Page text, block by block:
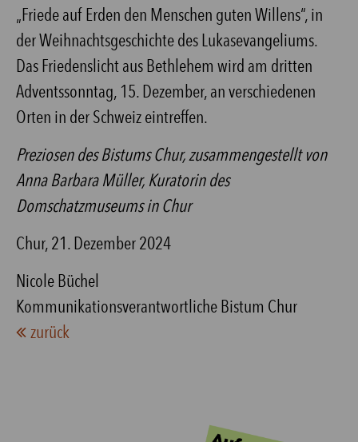
„Friede auf Erden den Menschen guten Willens“, in
der Weihnachtsgeschichte des Lukasevangeliums.
Das Friedenslicht aus Bethlehem wird am dritten
Adventssonntag, 15. Dezember, an verschiedenen
Orten in der Schweiz eintreffen.
Preziosen des Bistums Chur, zusammengestellt von
Anna Barbara Müller, Kuratorin des
Domschatzmuseums in Chur
Chur, 21. Dezember 2024
Nicole Büchel
Kommunikationsverantwortliche Bistum Chur
zurück